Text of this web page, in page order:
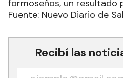
formoseños, un resultado
Fuente: Nuevo Diario de
Recibí las